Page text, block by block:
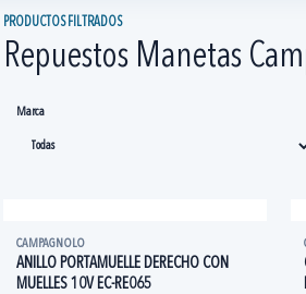
PRODUCTOS FILTRADOS
Repuestos Manetas
Marca
CAMPAGNOLO
ANILLO PORTAMUELLE DERECHO CON
MUELLES 10V EC-RE065